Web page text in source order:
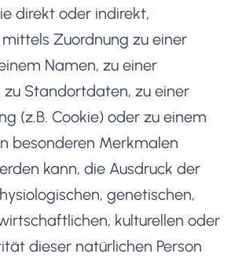
direkt oder indirekt,
Zuordnung zu einer
Namen, zu einer
zu Standortdaten, zu einer
(z.B. Cookie) oder zu einem
besonderen Merkmalen
kann, die Ausdruck der
genetischen,
kulturellen oder
dieser natürlichen Person